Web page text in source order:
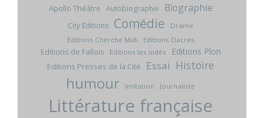
Apollo Théâtre Autobiographie Biographie
City Editions Comédie
Drame
Editions Cherche Midi
Editions Dacres
Editions de Fallois Editions les indés Editions Plon
Editions Presses de la Cité Essai Histoire
humour Imitation Journaliste
Littérature française